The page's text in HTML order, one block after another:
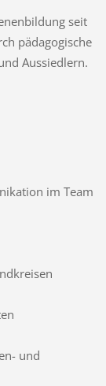
seit
pädagogische
Aussiedlern.
im Team
und